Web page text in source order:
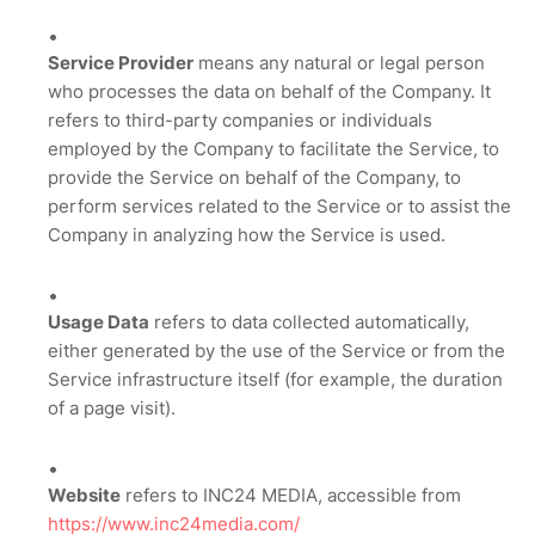
Service Provider means any natural or legal person
who processes the data on behalf of the Company. It
refers to third-party companies or individuals
employed by the Company to facilitate the Service, to
provide the Service on behalf of the Company, to
perform services related to the Service or to assist the
Company in analyzing how the Service is used.
Usage Data refers to data collected automatically,
either generated by the use of the Service or from the
Service infrastructure itself (for example, the duration
of a page visit).
Website refers to INC24 MEDIA, accessible from
https://www.inc24media.com/